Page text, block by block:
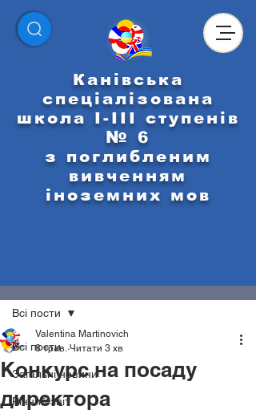
Канівська
спеціалізована
школа І-ІІІ ступенів
№ 6
з поглибленим
вивченням
іноземних мов
Всі пости
Загальні новини
Річний звіт
Всі пости
Конкурс на посаду
директора
Valentina Martinovich
8 трав. Читати 3 хв